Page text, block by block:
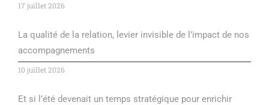
17 juillet 2026
La qualité de la relation, levier invisible de l’impact de nos
accompagnements
10 juillet 2026
Et si l’été devenait un temps stratégique pour enrichir